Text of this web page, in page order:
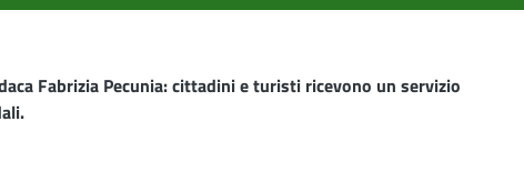
Fabrizia Pecunia: cittadini e turisti ricevono un servizio